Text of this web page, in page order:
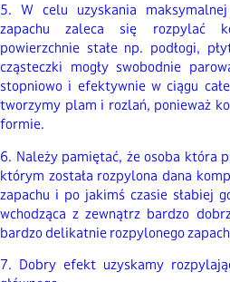
5. W celu uzyskania
zapachu zaleca się rozpylać
powierzchnie stałe np. podłogi,
cząsteczki mogły swobodnie
stopniowo i efektywnie w ciągu
tworzymy plam i rozlań, ponieważ
formie.
6. Należy pamiętać, że osoba która
którym została rozpylona dana
zapachu i po jakimś czasie słabiej
wchodząca z zewnątrz bardzo
bardzo delikatnie rozpylonego
7. Dobry efekt uzyskamy